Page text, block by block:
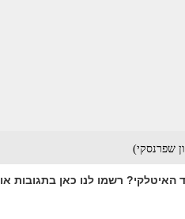
רשמו לנו כאן בתגובות או